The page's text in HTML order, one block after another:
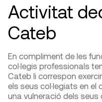
Activitat
Cateb
En compliment de les
col·legis professionals
Cateb li correspon
els seus col·legiats en
una vulneració dels